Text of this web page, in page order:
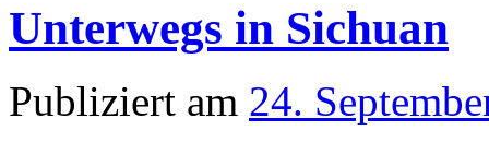
Unterwegs in Sichuan
Publiziert am 24.